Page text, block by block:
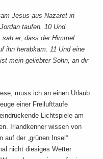
Jesus aus Nazaret in
taufen. 10 Und
er, dass der Himmel
ihn herabkam. 11 Und eine
mein geliebter Sohn, an dir
muss ich an einen Urlaub
einer Freilufttaufe
Lichtspiele am
Irlandkenner wissen von
auf der „grünen Insel“
nicht diesiges Wetter